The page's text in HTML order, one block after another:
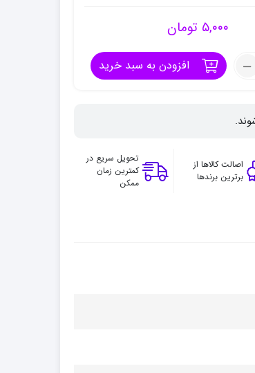
۵,۰۰۰ تومان
افزودن به سبد خرید
اصالت کالاها از
برترین برندها
تحویل سریع در
کمترین زمان
ممکن